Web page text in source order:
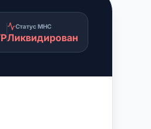
Статус МНС
Ликвидирован